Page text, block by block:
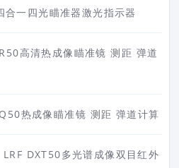
一四光瞄准器激光指示器
高清热成像瞄准镜 测距 弹道
热成像瞄准镜 测距 弹道计算
DXT50多光谱成像双目红外